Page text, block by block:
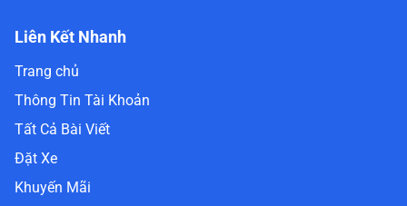
Liên Kết Nhanh
Trang chủ
Thông Tin Tài Khoản
Tất Cả Bài Viết
Đặt Xe
Khuyến Mãi